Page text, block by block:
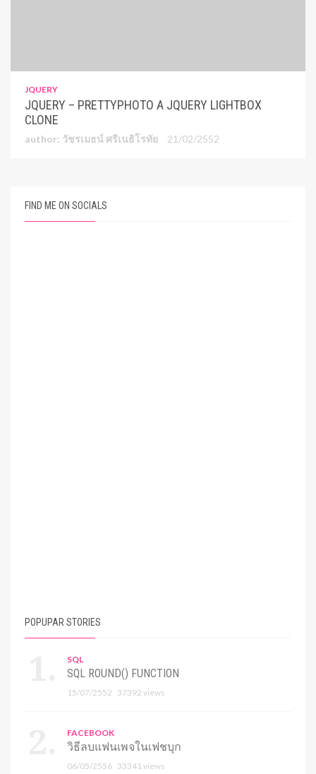
JQUERY
JQUERY – PRETTYPHOTO A JQUERY LIGHTBOX
CLONE
author: วัชรเมธน์ ศรีเนธิโรทัย 21/02/2552
FIND ME ON SOCIALS
POPUPAR STORIES
SQL
SQL ROUND() FUNCTION
15/07/2552 37392 views
FACEBOOK
วิธีลบแฟนเพจในเฟชบุก
06/05/2556 33341 views